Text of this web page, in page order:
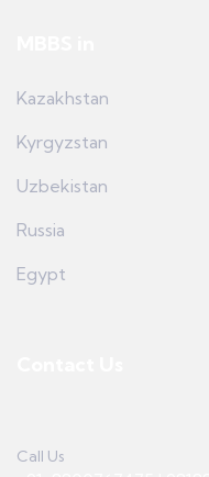
Kazakhstan
Kyrgyzstan
Uzbekistan
Russia
Egypt
Call Us